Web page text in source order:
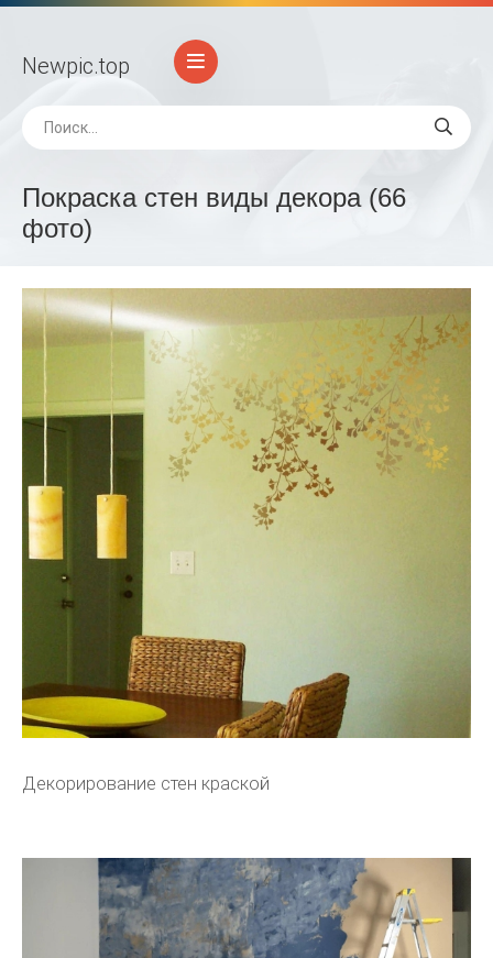
Newpic.top
Покраска стен виды декора (66
фото)
Декорирование стен краской